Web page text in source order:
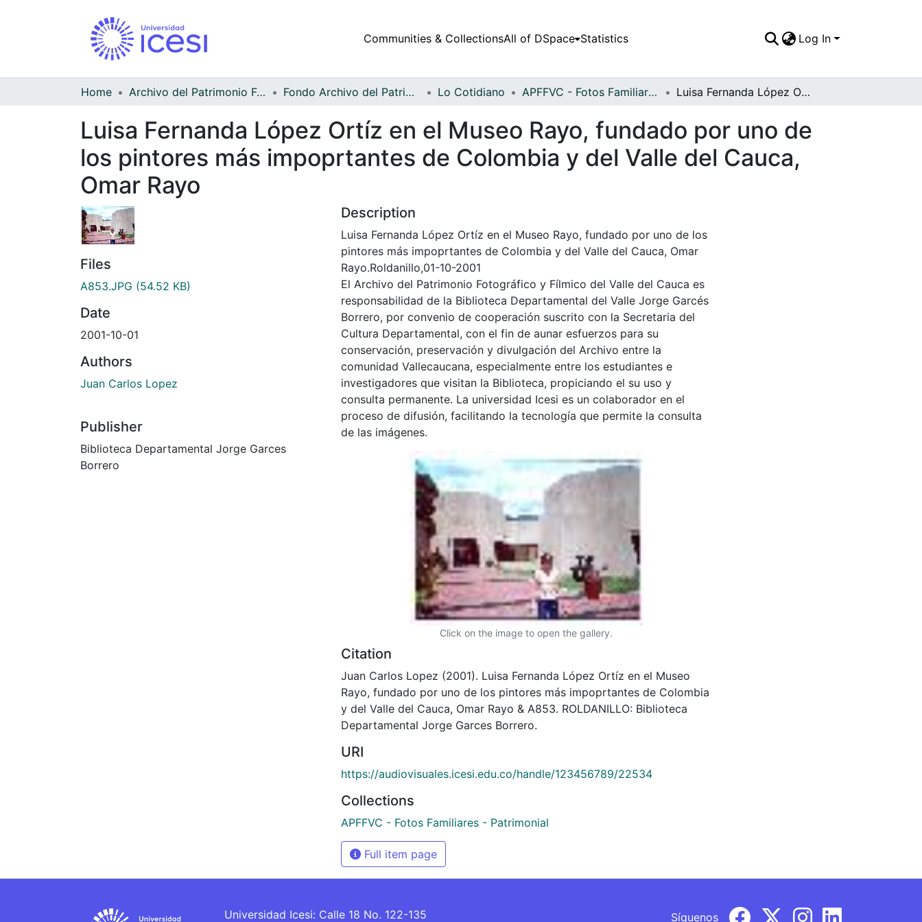
Communities & CollectionsAll of DSpace Statistics Log In
Home Archivo del Patrimonio Fotográfico y Fílmico del Valle del Cauca Fondo Archivo del Patrimonio Fotográfico y Fílmico del Valle del Cauca Lo Cotidiano APFFVC - Fotos Familiares - Patrimonial Luisa Fernanda López Ortíz en el Museo Rayo, fundado por uno de los pintores más impoprtantes de Colombia y del Valle del Cauca, Omar Rayo
Luisa Fernanda López Ortíz en el Museo Rayo, fundado por uno de
los pintores más impoprtantes de Colombia y del Valle del Cauca,
Omar Rayo
Files
A853.JPG (54.52 KB)
Date
2001-10-01
Authors
Juan Carlos Lopez
Publisher
Biblioteca Departamental Jorge Garces
Borrero
Description
Luisa Fernanda López Ortíz en el Museo Rayo, fundado por uno de los
pintores más impoprtantes de Colombia y del Valle del Cauca, Omar
Rayo.Roldanillo,01-10-2001
El Archivo del Patrimonio Fotográfico y Fílmico del Valle del Cauca es
responsabilidad de la Biblioteca Departamental del Valle Jorge Garcés
Borrero, por convenio de cooperación suscrito con la Secretaria del
Cultura Departamental, con el fin de aunar esfuerzos para su
conservación, preservación y divulgación del Archivo entre la
comunidad Vallecaucana, especialmente entre los estudiantes e
investigadores que visitan la Biblioteca, propiciando el su uso y
consulta permanente. La universidad Icesi es un colaborador en el
proceso de difusión, facilitando la tecnología que permite la consulta
de las imágenes.
Click on the image to open the gallery.
Citation
Juan Carlos Lopez (2001). Luisa Fernanda López Ortíz en el Museo
Rayo, fundado por uno de los pintores más impoprtantes de Colombia
y del Valle del Cauca, Omar Rayo & A853. ROLDANILLO: Biblioteca
Departamental Jorge Garces Borrero.
URI
https://audiovisuales.icesi.edu.co/handle/123456789/22534
Collections
APFFVC - Fotos Familiares - Patrimonial
Full item page
Universidad Icesi: Calle 18 No. 122-135 Síguenos